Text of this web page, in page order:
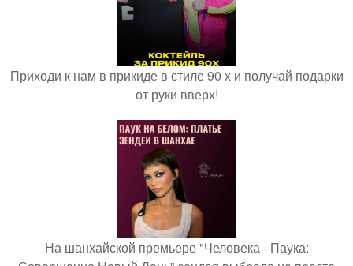
Приходи к нам в прикиде в стиле 90 х и получай подарки
от руки вверх!
На шанхайской премьере "Человека - Паука: